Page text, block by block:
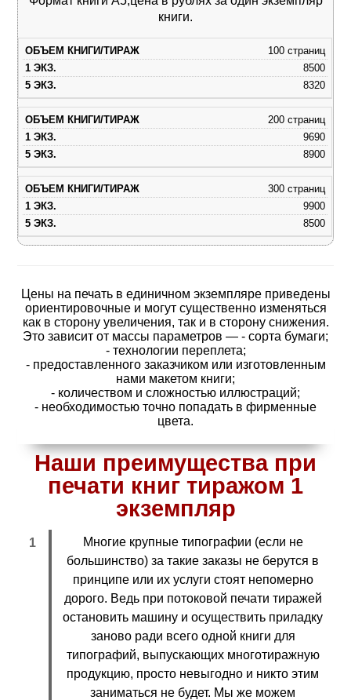
книги.
100 страниц
8500
8320
200 страниц
9690
8900
300 страниц
9900
8500
Цены на печать в единичном экземпляре приведены
ориентировочные и могут существенно изменяться
как в сторону увеличения, так и в сторону снижения.
Это зависит от массы параметров — - сорта бумаги;
- технологии переплета;
- предоставленного заказчиком или изготовленным
нами макетом книги;
- количеством и сложностью иллюстраций;
- необходимостью точно попадать в фирменные
цвета.
Наши преимущества при
печати книг тиражом 1
экземпляр
Многие крупные типографии (если не
большинство) за такие заказы не берутся в
принципе или их услуги стоят непомерно
дорого. Ведь при потоковой печати тиражей
остановить машину и осуществить приладку
заново ради всего одной книги для
типографий, выпускающих многотиражную
продукцию, просто невыгодно и никто этим
заниматься не будет. Мы же можем